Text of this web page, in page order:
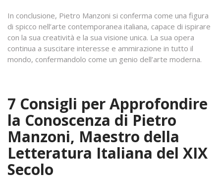
In conclusione, Pietro Manzoni si conferma come una figura
di spicco nell’arte contemporanea italiana, capace di ispirare
con la sua creatività e la sua visione unica. La sua opera
continua a suscitare interesse e ammirazione in tutto il
mondo, confermandolo come un genio dell’arte moderna.
7 Consigli per Approfondire
la Conoscenza di Pietro
Manzoni, Maestro della
Letteratura Italiana del XIX
Secolo